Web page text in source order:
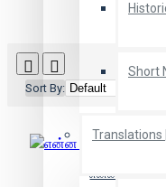
Short
Translations
Sort By:
என்ன பேசுவது